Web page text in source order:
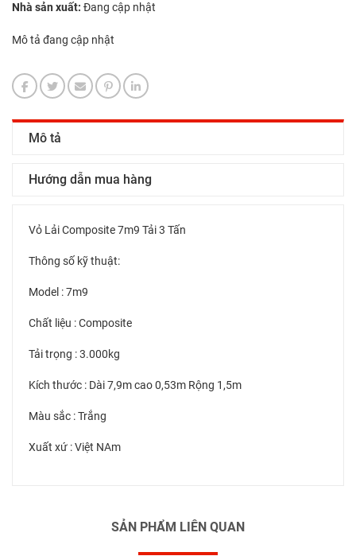
Nhà sản xuất: Đang cập nhật
Mô tả đang cập nhật
Mô tả
Hướng dẫn mua hàng
Vỏ Lải Composite 7m9 Tải 3 Tấn
Thông số kỹ thuật:
Model : 7m9
Chất liệu : Composite
Tải trọng : 3.000kg
Kích thước : Dài 7,9m cao 0,53m Rộng 1,5m
Màu sắc : Trắng
Xuất xứ : Việt NAm
SẢN PHẨM LIÊN QUAN